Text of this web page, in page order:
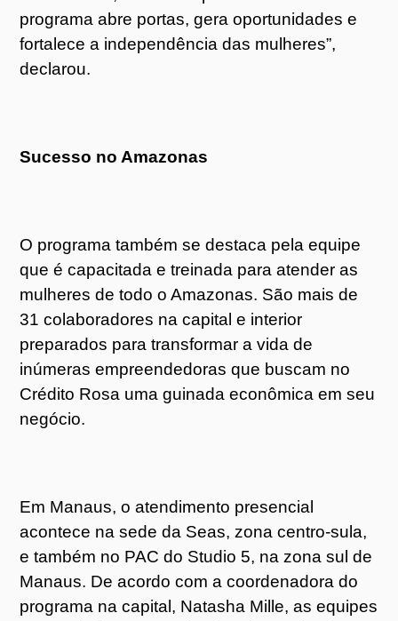
programa abre portas, gera oportunidades e
fortalece a independência das mulheres”,
declarou.
Sucesso no Amazonas
O programa também se destaca pela equipe
que é capacitada e treinada para atender as
mulheres de todo o Amazonas. São mais de
31 colaboradores na capital e interior
preparados para transformar a vida de
inúmeras empreendedoras que buscam no
Crédito Rosa uma guinada econômica em seu
negócio.
Em Manaus, o atendimento presencial
acontece na sede da Seas, zona centro-sula,
e também no PAC do Studio 5, na zona sul de
Manaus. De acordo com a coordenadora do
programa na capital, Natasha Mille, as equipes